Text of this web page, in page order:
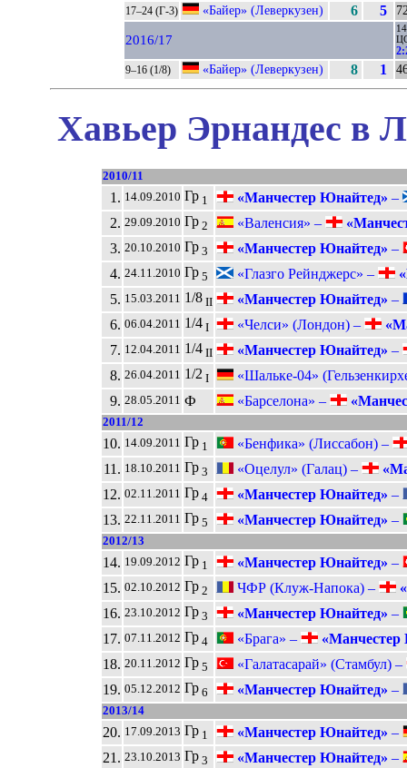
17–24 (Г-3) «Байер» (Леверкузен) 6 5
2016/17
9–16 (1/8) «Байер» (Леверкузен) 8 1
Хавьер Эрнандес в
2010/11
1. 14.09.2010 Гр1 «Манчестер Юнайтед» –
2. 29.09.2010 Гр2 «Валенсия» –
3. 20.10.2010 Гр3 «Манчестер Юнайтед» –
4. 24.11.2010 Гр5 «Глазго Рейнджерс» –
5. 15.03.2011 1/8II «Манчестер Юнайтед» –
6. 06.04.2011 1/4I «Челси» (Лондон) –
7. 12.04.2011 1/4II «Манчестер Юнайтед» –
8. 26.04.2011 1/2I
«Шальке-04»
9. 28.05.2011 Ф «Барселона» –
2011/12
10. 14.09.2011 Гр1
«Бенфика» (Лиссабон) –
11. 18.10.2011 Гр3 «Оцелул» (Галац) –
12. 02.11.2011 Гр4 «Манчестер Юнайтед» –
13. 22.11.2011 Гр5 «Манчестер Юнайтед» –
2012/13
14. 19.09.2012 Гр1 «Манчестер Юнайтед» –
15. 02.10.2012 Гр2 ЧФР (Клуж-Напока) –
16. 23.10.2012 Гр3 «Манчестер Юнайтед» –
17. 07.11.2012 Гр4 «Брага» –
«Манчестер
18. 20.11.2012 Гр5
«Галатасарай» (Стамбул) –
19. 05.12.2012 Гр6 «Манчестер Юнайтед» –
2013/14
20. 17.09.2013 Гр1 «Манчестер Юнайтед» –
21. 23.10.2013 Гр3 «Манчестер Юнайтед» –